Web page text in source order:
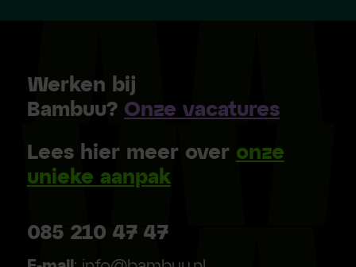
Werken bij
Bambuu? Onze vacatures
Lees hier meer over onze
unieke aanpak
085 210 47 47